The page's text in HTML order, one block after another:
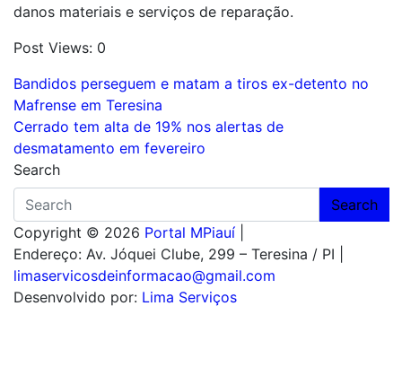
danos materiais e serviços de reparação.
Post Views: 0
Navegação
de
Post
Bandidos perseguem e matam a tiros ex-detento no
Mafrense em Teresina
Cerrado tem alta de 19% nos alertas de
desmatamento em fevereiro
Search
Search
Copyright © 2026 Portal MPiauí
Endereço: Av. Jóquei Clube, 299 – Teresina / PI
limaservicosdeinformacao@gmail.com
Desenvolvido por: Lima Serviços